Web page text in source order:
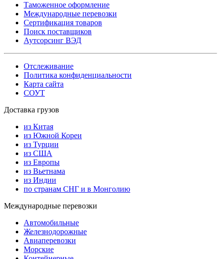
Таможенное оформление
Международные перевозки
Сертификация товаров
Поиск поставщиков
Аутсорсинг ВЭД
Отслеживание
Политика конфиденциальности
Карта сайта
СОУТ
Доставка грузов
из Китая
из Южной Кореи
из Турции
из США
из Европы
из Вьетнама
из Индии
по странам СНГ и в Монголию
Международные перевозки
Автомобильные
Железнодорожные
Авиаперевозки
Морские